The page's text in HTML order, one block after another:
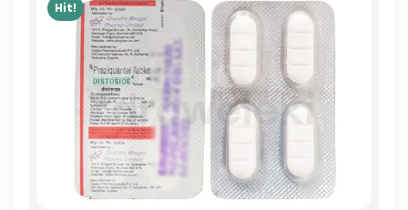
Hit!